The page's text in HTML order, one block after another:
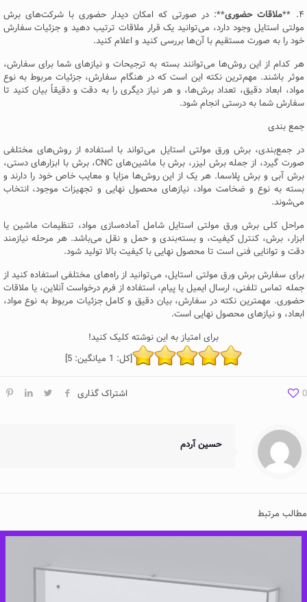
۴. **
ملاقات حضوری**: در صورتی که امکان دیدار حضوری با شرکت‌های برش
مولتی استایل وجود دارد، می‌توانید یک قرار ملاقات ترتیب دهید و جزئیات سفارش
خود را به صورت مستقیم با آن‌ها بررسی کنید و اعلام کنید.
هر کدام از این روش‌ها می‌توانند بسته به ترجیحات و نیازهای شما برای سفارش،
موثر باشند. مهم‌ترین نکته این است که در هنگام سفارش، جزئیات مربوط به نوع
مواد، ابعاد دقیق، تعداد برش‌ها، و هر نیاز دیگری را به دقت و دقیقاً بیان کنید تا
سفارش شما به درستی انجام شود.
جمع بندی
در جمع‌بندی، برش ورق مولتی استایل می‌تواند با استفاده از روش‌های مختلفی
صورت گیرد، از جمله برش لیزر، برش با ماشین‌های CNC، برش با ابزارهای دستی،
برش آبی و برش پلاسما. هر یک از این روش‌ها مزایا و معایب خاص خود را دارند و
بسته به نوع و ضخامت مواد، نیازهای محصول نهایی و تجهیزات موجود، انتخاب
می‌شوند.
مراحل کلی برش ورق مولتی استایل شامل آماده‌سازی مواد، تنظیمات ماشین یا
ابزار، برش، کنترل کیفیت، و بسته‌بندی و حمل و نقل می‌باشد. هر مرحله نیازمند
دقت و توانایی فنی است تا محصول نهایی با کیفیت بالا تولید شود.
برای سفارش برش ورق مولتی استایل، می‌توانید از راه‌های مختلفی استفاده کنید از
جمله تماس تلفنی، ارسال ایمیل یا پیام، استفاده از فرم درخواست آنلاین، یا ملاقات
حضوری. مهمترین نکته در سفارش، بیان دقیق و کامل جزئیات مربوط به نوع مواد،
ابعاد، و نیازهای محصول نهایی است.
برای امتیاز به این نوشته کلیک کنید!
[کل: 1 میانگین: 5
]
اشتراک گذاری 0
حسین آردم
مطالب مرتبط